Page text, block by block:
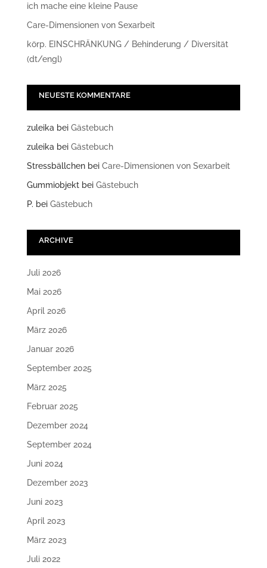
ich mache eine kleine Pause
Care-Dimensionen von Sexarbeit
körp. EINSCHRÄNKUNG / Behinderung / Diversität
(dt/engl)
NEUESTE KOMMENTARE
zuleika bei Gästebuch
zuleika bei Gästebuch
Stressbällchenbei Care-Dimensionen von Sexarbeit
Gummiobjektbei Gästebuch
P. bei Gästebuch
ARCHIVE
Juli 2026
Mai 2026
April 2026
März 2026
Januar 2026
September 2025
März 2025
Februar 2025
Dezember 2024
September 2024
Juni 2024
Dezember 2023
Juni 2023
April 2023
März 2023
Juli 2022